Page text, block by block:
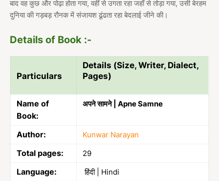
बाद वह कुछ और पोढ़ा होता गया, वहीं से उगता रहा जहाँ से तोड़ा गया, उसी बेरहम
दुनिया की गड़बड़ रौनक में संजायश ढूंढता रहा बेदलाई जीने की।
Details of Book :-
Particulars
Details (Size, Writer, Dialect,
Pages)
Name of
Book:
अपने सामने | Apne Samne
Author: Kunwar Narayan
Total pages: 29
Language: हिंदी | Hindi